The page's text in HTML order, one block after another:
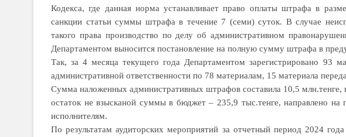
Кодекса, где данная норма устанавливает право оплаты штрафа в
санкции статьи суммы штрафа в течение 7 (семи) суток. В случае
такого права производство по делу об административном
Департаментом выносится постановление на полную сумму штрафа в
Так, за 4 месяца текущего года Департаментом зарегистрировано 93
административной ответственности по 78 материалам, 15 материала
Сумма наложенных административных штрафов составила 10,5 млн.тенге,
остаток не взысканой суммы в бюджет – 235,9 тыс.тенге, направлено на
исполнителям.
По результатам аудиторских мероприятий за отчетный период 2024